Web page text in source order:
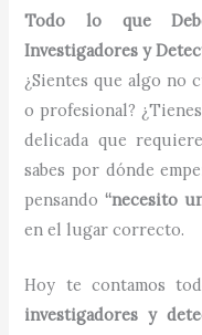
Todo lo que
Investigadores y
¿Sientes que algo no
o profesional?
delicada que
sabes por dónde
pensando“necesito
en el lugar correcto.
Hoy te contamos
investigadores y